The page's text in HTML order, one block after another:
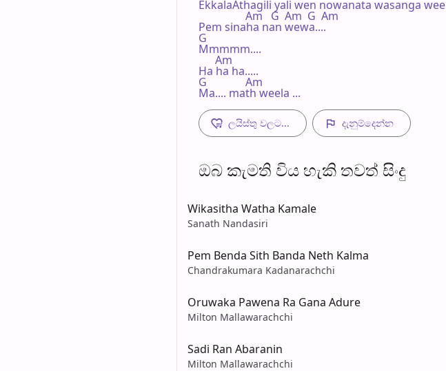
EkkalaAthagili yali wen nowanata wasanga wee
                 Am   G  Am  G  Am
Pem sinaha nan wewa....
G
Mmmmm....
      Am
Ha ha ha.....
G              Am
Ma.... math weela ...
ලයිස්තු වලට... දැනුම්දෙන්​න
ඔබ කැමති විය හැ​කි තව​ත් සිංදු
Wikasitha Watha Kamale
Sanath Nandasiri
Pem Benda Sith Banda Neth Kalma
Chandrakumara Kadanarachchi
Oruwaka Pawena Ra Gana Adure
Milton Mallawarachchi
Sadi Ran Abaranin
Milton Mallawarachchi